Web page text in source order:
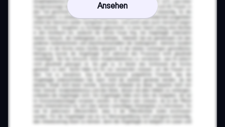
Ansehen